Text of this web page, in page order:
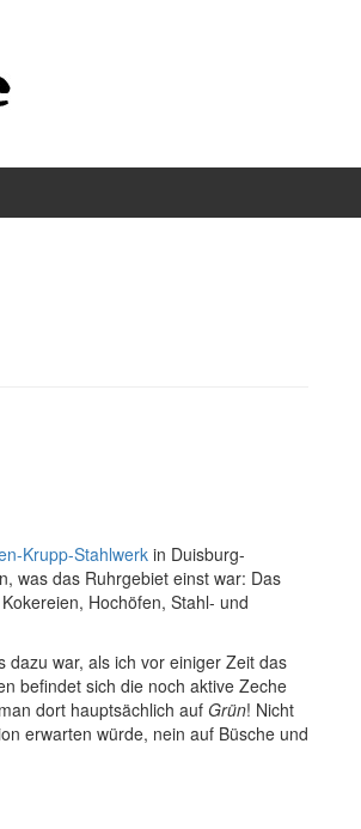
Krupp-Stahlwerk in Duisburg-
was das Ruhrgebiet einst war: Das
Hochöfen, Stahl- und
dazu war, als ich vor einiger Zeit das
befindet sich die noch aktive Zeche
dort hauptsächlich auf Grün! Nicht
erwarten würde, nein auf Büsche und